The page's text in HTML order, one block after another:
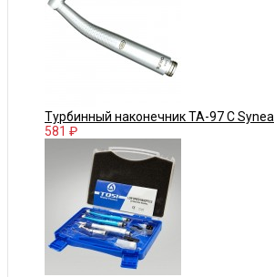
Турбинный наконечник TA-97 C Synea
581 ₽